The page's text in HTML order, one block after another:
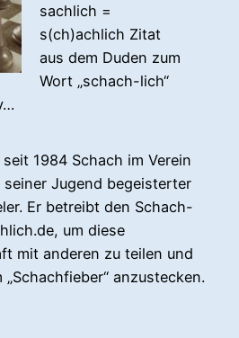
sachlich =
s(ch)achlich Zitat
aus dem Duden zum
Wort „schach-lich“
1984 Schach im Verein
Jugend begeisterter
Er betreibt den Schach-
um diese
mit anderen zu teilen und
„Schachfieber“ anzustecken.